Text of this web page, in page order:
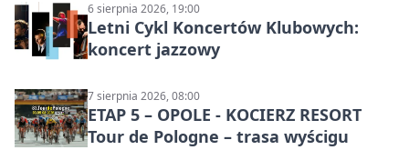
6 sierpnia 2026, 19:00
Letni Cykl Koncertów Klubowych:
koncert jazzowy
7 sierpnia 2026, 08:00
ETAP 5 – OPOLE - KOCIERZ RESORT
Tour de Pologne – trasa wyścigu